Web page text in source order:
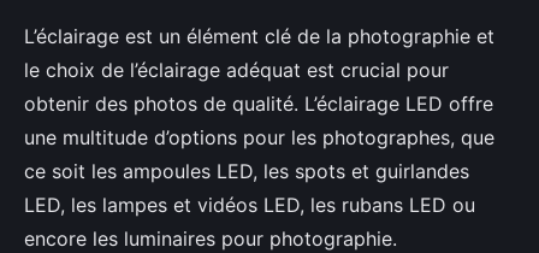
L’éclairage est un élément clé de la photographie et
le choix de l’éclairage adéquat est crucial pour
obtenir des photos de qualité. L’éclairage LED offre
une multitude d’options pour les photographes, que
ce soit les ampoules LED, les spots et guirlandes
LED, les lampes et vidéos LED, les rubans LED ou
encore les luminaires pour photographie.